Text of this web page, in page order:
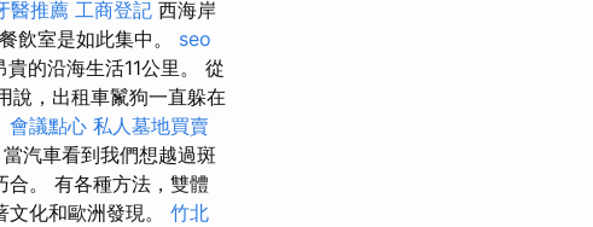
醫推薦 工商登記 西海岸
飲室是如此集中。 seo
的沿海生活11公里。 從
說，出租車鬣狗一直躲在
會議點心 私人墓地買賣
當汽車看到我們想越過斑
合。 有各種方法，雙體
化和歐洲發現。 竹北